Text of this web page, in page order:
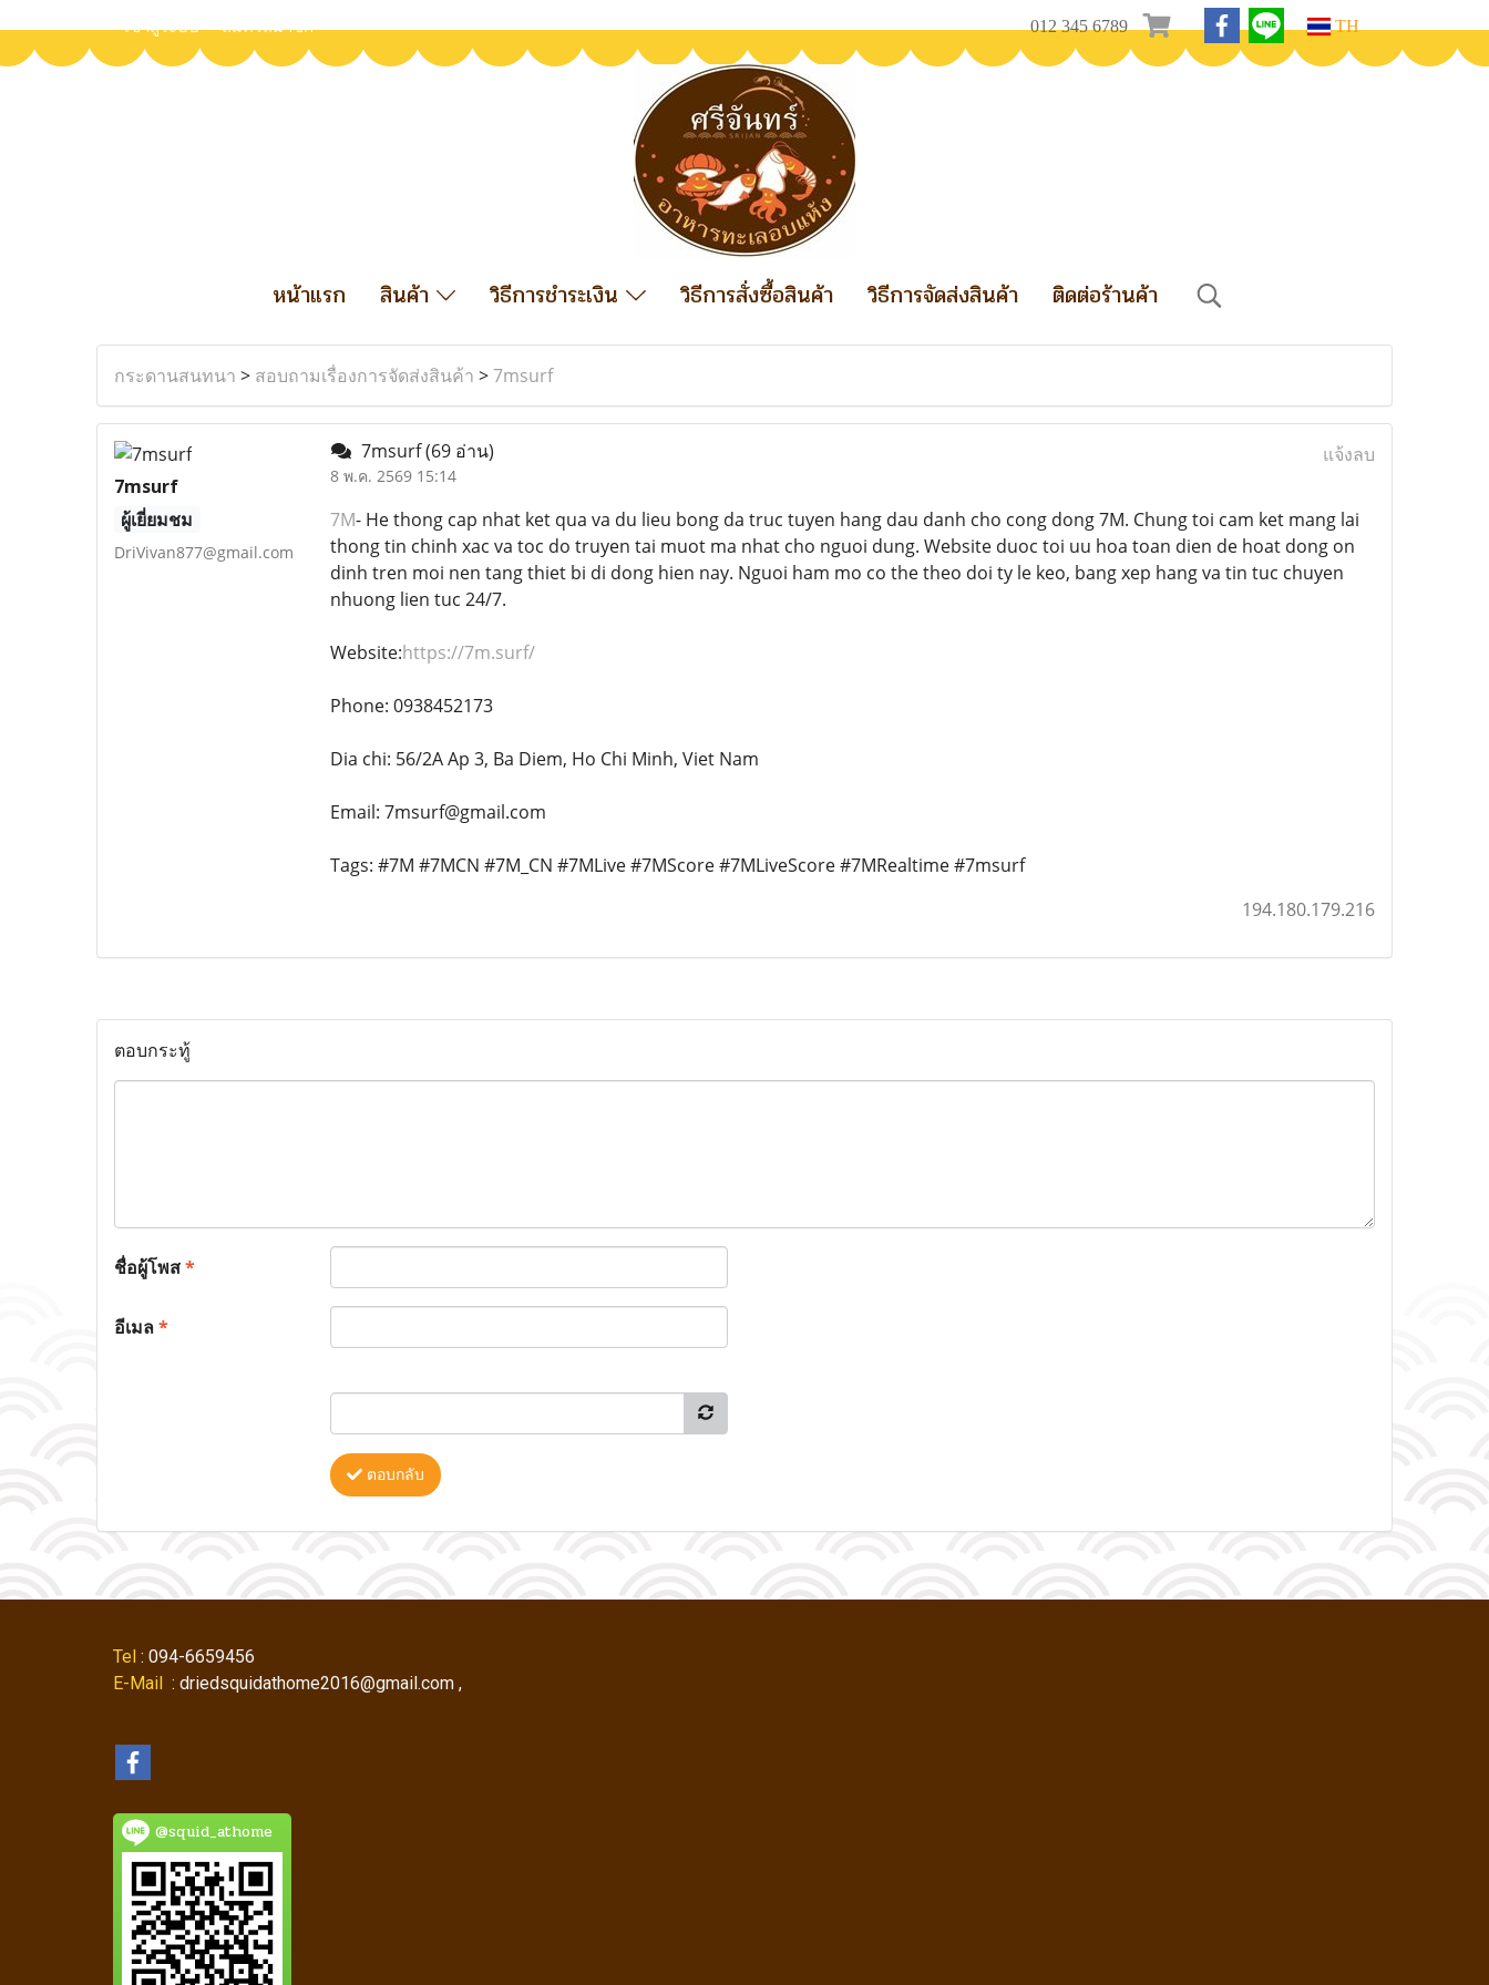
เข้าสู่ระบบ สมัครสมาชิก 012 345 6789 TH
หน้าแรก สินค้า วิธีการชำระเงิน วิธีการสั่งซื้อสินค้า วิธีการจัดส่งสินค้า ติดต่อร้านค้า
กระดานสนทนา > สอบถามเรื่องการจัดส่งสินค้า >7msurf
7msurf
ผู้เยี่ยมชม
DriVivan877@gmail.com
7msurf(69 อ่าน)
8 พ.ค. 2569 15:14
แจ้งลบ
7M- He thong cap nhat ket qua va du lieu bong da truc tuyen hang dau danh cho cong dong 7M. Chung toi cam ket mang lai
thong tin chinh xac va toc do truyen tai muot ma nhat cho nguoi dung. Website duoc toi uu hoa toan dien de hoat dong on
dinh tren moi nen tang thiet bi di dong hien nay. Nguoi ham mo co the theo doi ty le keo, bang xep hang va tin tuc chuyen
nhuong lien tuc 24/7.
Website:https://7m.surf/
Phone: 0938452173
Dia chi: 56/2A Ap 3, Ba Diem, Ho Chi Minh, Viet Nam
Email: 7msurf@gmail.com
Tags: #7M #7MCN #7M_CN #7MLive #7MScore #7MLiveScore #7MRealtime #7msurf
194.180.179.216
ตอบกระทู้
ชื่อผู้โพส*
อีเมล*
ตอบกลับ
Tel : 094-6659456
E-Mail : driedsquidathome2016@gmail.com ,
@squid_athome